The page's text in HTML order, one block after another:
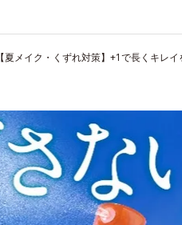
【夏メイク・くずれ対策】+1で長くキレ